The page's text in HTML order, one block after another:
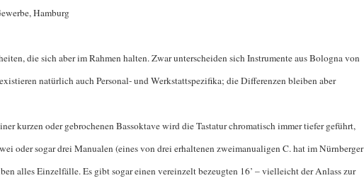
Hamburg
die sich aber im Rahmen halten. Zwar unterscheiden sich Instrumente aus Bologna von
natürlich auch Personal- und Werkstattspezifika; die Differenzen bleiben aber
kurzen oder gebrochenen Bassoktave wird die Tastatur chromatisch immer tiefer geführt,
oder sogar drei Manualen (eines von drei erhaltenen zweimanualigen C. hat im Nürnberger
alles Einzelfälle. Es gibt sogar einen vereinzelt bezeugten 16’ – vielleicht der Anlass zur